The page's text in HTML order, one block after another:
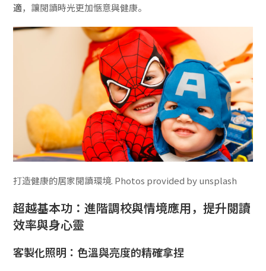
適，讓閱讀時光更加愜意與健康。
打造健康的居家閱讀環境. Photos provided by unsplash
超越基本功：進階調校與情境應用，提升閱讀
效率與身心靈
客製化照明：色溫與亮度的精確拿捏